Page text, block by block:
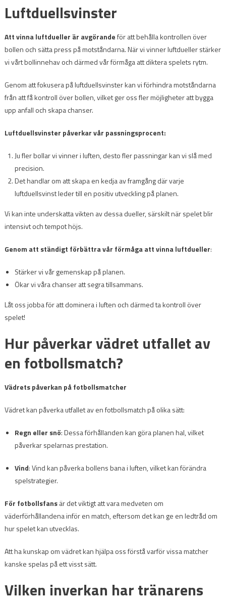
Luftduellsvinster
Att vinna luftdueller är avgörandeför att behålla kontrollen över
bollen och sätta press på motståndarna. När vi vinner luftdueller stärker
vi vårt bollinnehav och därmed vår förmåga att diktera spelets rytm.
Genom att fokusera på luftduellsvinster kan vi förhindra motståndarna
från att få kontroll över bollen, vilket ger oss fler möjligheter att bygga
upp anfall och skapa chanser.
Luftduellsvinster påverkar vår passningsprocent:
Ju fler bollar vi vinner i luften, desto fler passningar kan vi slå med
precision.
Det handlar om att skapa en kedja av framgång där varje
luftduellsvinst leder till en positiv utveckling på planen.
Vi kan inte underskatta vikten av dessa dueller, särskilt när spelet blir
intensivt och tempot höjs.
Genom att ständigt förbättra vår förmåga att vinna luftdueller:
Stärker vi vår gemenskap på planen.
Ökar vi våra chanser att segra tillsammans.
Låt oss jobba för att dominera i luften och därmed ta kontroll över
spelet!
Hur påverkar vädret utfallet av
en fotbollsmatch?
Vädrets påverkan på fotbollsmatcher
Vädret kan påverka utfallet av en fotbollsmatch på olika sätt:
Regn eller snö: Dessa förhållanden kan göra planen hal, vilket
påverkar spelarnas prestation.
Vind: Vind kan påverka bollens bana i luften, vilket kan förändra
spelstrategier.
För fotbollsfansär det viktigt att vara medveten om
väderförhållandena inför en match, eftersom det kan ge en ledtråd om
hur spelet kan utvecklas.
Att ha kunskap om vädret kan hjälpa oss förstå varför vissa matcher
kanske spelas på ett visst sätt.
Vilken inverkan har tränarens